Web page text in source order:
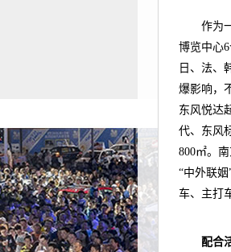
作为
博览中心
日、法、
爆影响，
东风悦达
代、东风
800㎡。
“中外联
车、主打
配合